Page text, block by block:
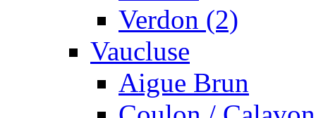
Verdon (2)
Vaucluse
Aigue Brun